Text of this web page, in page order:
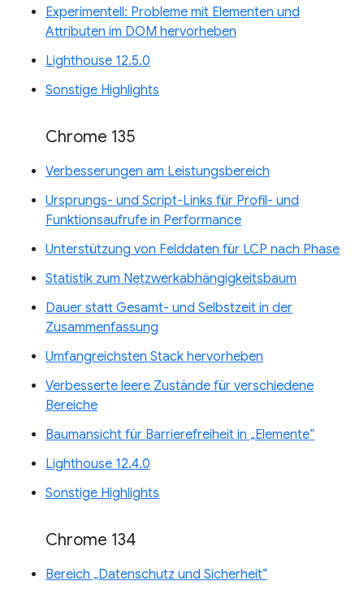
Experimentell: Probleme mit Elementen und
Attributen im DOM hervorheben
Lighthouse 12.5.0
Sonstige Highlights
Chrome 135
Verbesserungen am Leistungsbereich
Ursprungs- und Script-Links für Profil- und
Funktionsaufrufe in Performance
Unterstützung von Felddaten für LCP nach Phase
Statistik zum Netzwerkabhängigkeitsbaum
Dauer statt Gesamt- und Selbstzeit in der
Zusammenfassung
Umfangreichsten Stack hervorheben
Verbesserte leere Zustände für verschiedene
Bereiche
Baumansicht für Barrierefreiheit in „Elemente“
Lighthouse 12.4.0
Sonstige Highlights
Chrome 134
Bereich „Datenschutz und Sicherheit“